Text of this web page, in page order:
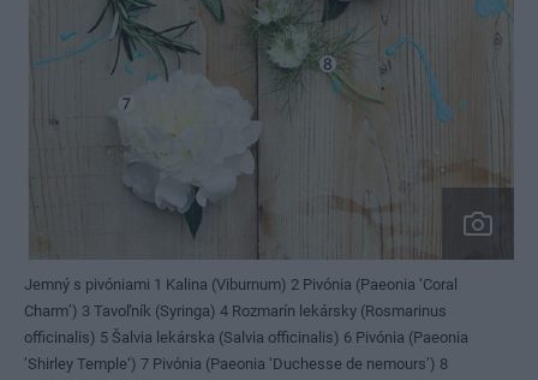
Jemný s pivóniami 1 Kalina (Viburnum) 2 Pivónia (Paeonia ‘Coral
Charm’) 3 Tavoľník (Syringa) 4 Rozmarín lekársky (Rosmarinus
officinalis) 5 Šalvia lekárska (Salvia officinalis) 6 Pivónia (Paeonia
’Shirley Temple‘) 7 Pivónia (Paeonia ‘Duchesse de nemours’) 8